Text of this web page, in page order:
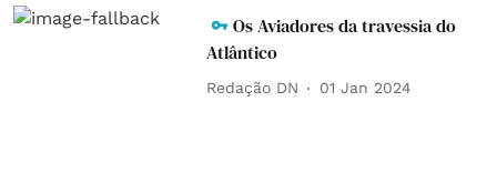
Os Aviadores da travessia do
Atlântico
Redação DN 01 Jan 2024